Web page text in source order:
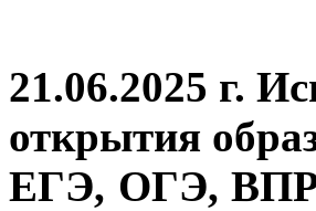
21.06.2025 г.
открытия
ЕГЭ, ОГЭ,